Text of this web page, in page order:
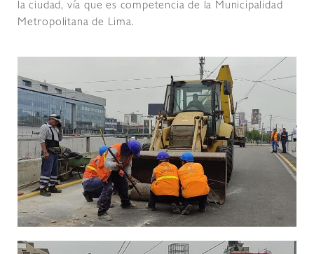
la ciudad, vía que es competencia de la Municipalidad
Metropolitana de Lima.